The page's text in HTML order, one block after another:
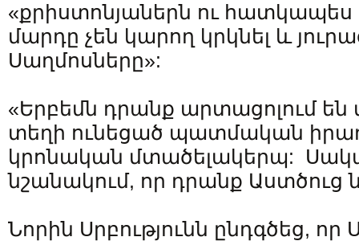
«քրիստոնյաներն ու
մարդը չեն կարող կրկնել և
Սաղմոսները»:
«Երբեմն դրանք արտացոլում են
տեղի ունեցած պատմական
կրոնական մտածելակերպ:
նշանակում, որ դրանք Աստծուց
Նորին Սրբությունն ընդգծեց, որ